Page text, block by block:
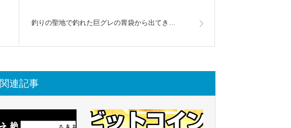
釣りの聖地で釣れた巨グレの胃袋から出てき…
関連記事